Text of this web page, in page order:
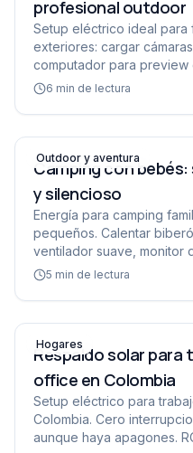
profesional outdoor
Setup eléctrico ideal
exteriores: cargar
computador para preview
6 min de lectura
Camping con bebés:
Outdoor y aventura
Camping con
y silencioso
Energía para camping
pequeños. Calentar
ventilador suave, monitor
5 min de lectura
Respaldo solar para
Hogares
Respaldo solar
office en Colombia
Setup eléctrico para
Colombia. Cero
aunque haya apagones.